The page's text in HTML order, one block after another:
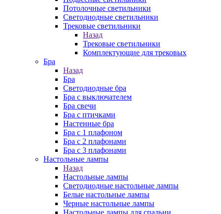
Потолочные светильники
Светодиодные светильники
Трековые светильники
Назад
Трековые светильники
Комплектующие для трековых
Бра
Назад
Бра
Светодиодные бра
Бра с выключателем
Бра свечи
Бра с птичками
Настенные бра
Бра с 1 плафоном
Бра с 2 плафонами
Бра с 3 плафонами
Настольные лампы
Назад
Настольные лампы
Светодиодные настольные лампы
Белые настольные лампы
Черные настольные лампы
Настольные лампы для спальни